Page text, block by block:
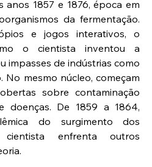
1857 e 1876, época em
da fermentação.
e jogos interativos, o
o cientista inventou a
impasses de indústrias como
No mesmo núcleo, começam
sobre contaminação
doenças. De 1859 a 1864,
do surgimento dos
cientista enfrenta outros